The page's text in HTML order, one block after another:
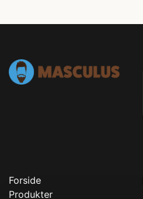
Forside
Produkter